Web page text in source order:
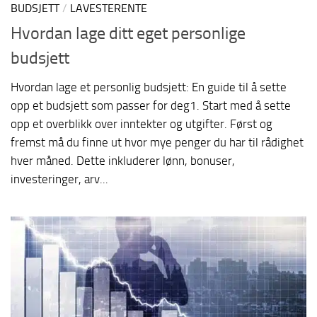
BUDSJETT/ LAVESTERENTE
Hvordan lage ditt eget personlige
budsjett
Hvordan lage et personlig budsjett: En guide til å sette
opp et budsjett som passer for deg1. Start med å sette
opp et overblikk over inntekter og utgifter. Først og
fremst må du finne ut hvor mye penger du har til rådighet
hver måned. Dette inkluderer lønn, bonuser,
investeringer, arv...